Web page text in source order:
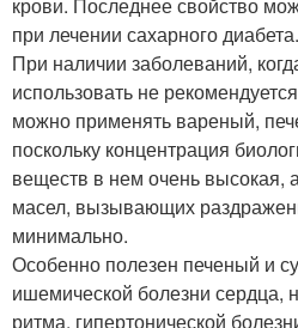
при лечении сахарного диабета.
При наличии заболеваний,
использовать не
можно применять вареный,
поскольку концентрация
веществ в нем очень высокая,
масел, вызывающих
минимально.
Особенно полезен печеный и
ишемической болезни сердца,
ритма, гипертонической